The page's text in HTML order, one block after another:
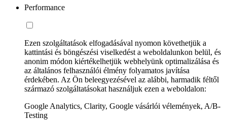
Performance
Ezen szolgáltatások elfogadásával nyomon követhetjük a
kattintási és böngészési viselkedést a weboldalunkon belül, és
anonim módon kiértékelhetjük webhelyünk optimalizálása és
az általános felhasználói élmény folyamatos javítása
érdekében. Az Ön beleegyezésével az alábbi, harmadik féltől
származó szolgáltatásokat használjuk ezen a weboldalon:
Google Analytics, Clarity, Google vásárlói vélemények, A/B-
Testing